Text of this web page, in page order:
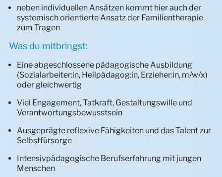
neben individuellen Ansätzen kommt hier auch der
systemisch orientierte Ansatz der Familientherapie
zum Tragen
Was du mitbringst:
Eine abgeschlossene pädagogische Ausbildung
(Sozialarbeiter:in, Heilpädagog:in, Erzieher:in, m/w/x)
oder gleichwertig
Viel Engagement, Tatkraft, Gestaltungswille und
Verantwortungsbewusstsein
Ausgeprägte reflexive Fähigkeiten und das Talent zur
Selbstfürsorge
Intensivpädagogische Berufserfahrung mit jungen
Menschen
Sozialpädagogisch betreutes Wohnen Go-SBW
Selbstverständnis
Organisation
Impressionen
Pädagogische Standards
Systemische Interaktionstherapie (SIT)
Kompetenzzentrum Prävention & Intervention (KPI)
AKTUELLES
Nachrichten
Veröffentlichungen
Spenden
Stöberlädchen Pusteblume
Immobiliensuche
KONTAKT
Ansprechpersonen
Kontaktformular
Regionalbüros
Unternehmensadressen